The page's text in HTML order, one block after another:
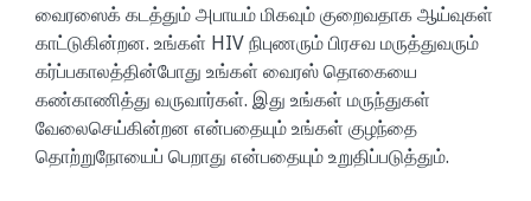
வைரஸைக் கடத்தும் அபாயம் மிகவும் குறைவதாக ஆய்வுகள்
காட்டுகின்றன. உங்கள் HIV நிபுணரும் பிரசவ மருத்துவரும்
கர்ப்பகாலத்தின்போது உங்கள் வைரஸ் தொகையை
கண்காணித்து வருவார்கள். இது உங்கள் மருந்துகள்
வேலைசெய்கின்றன என்பதையும் உங்கள் குழந்தை
தொற்றுநோயைப் பெறாது என்பதையும் உறுதிப்படுத்தும்.